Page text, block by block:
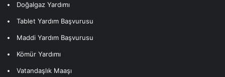
Doğalgaz Yardımı
Tablet Yardım Başvurusu
Maddi Yardım Başvurusu
Kömür Yardımı
Vatandaşlık Maaşı